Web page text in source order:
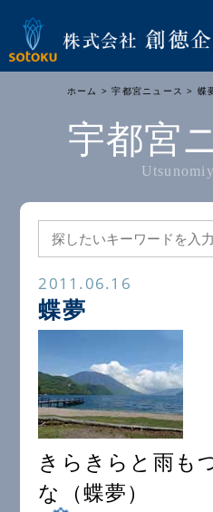
ホーム >宇都宮ニュース >
宇都宮
2011.06.16
蝶夢
きらきらと雨も
な（蝶夢）